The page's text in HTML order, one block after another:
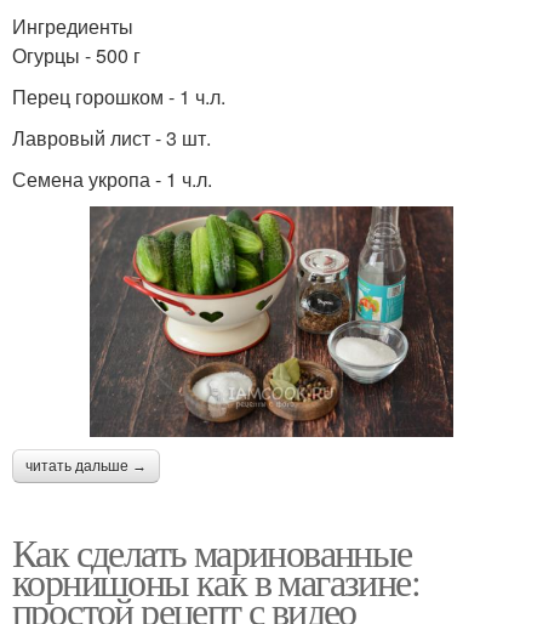
Ингредиенты
Огурцы - 500 г
Перец горошком - 1 ч.л.
Лавровый лист - 3 шт.
Семена укропа - 1 ч.л.
читать дальше →
Как сделать маринованные
корнишоны как в магазине:
простой рецепт с видео